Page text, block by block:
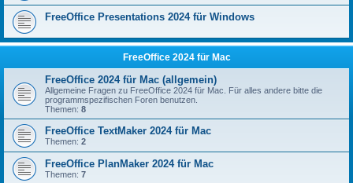
FreeOffice Presentations 2024 für Windows
FreeOffice 2024 für Mac
FreeOffice 2024 für Mac (allgemein)
Allgemeine Fragen zu FreeOffice 2024 für Mac. Für alles andere bitte die
programmspezifischen Foren benutzen.
Themen: 8
FreeOffice TextMaker 2024 für Mac
Themen: 2
FreeOffice PlanMaker 2024 für Mac
Themen: 7